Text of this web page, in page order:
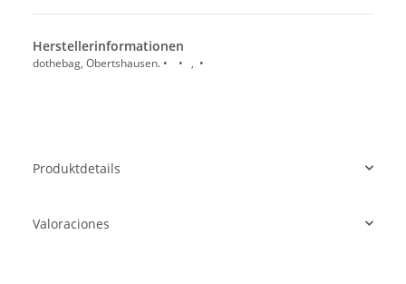
Herstellerinformationen
dothebag, Obertshausen. • • , •
Produktdetails
Valoraciones